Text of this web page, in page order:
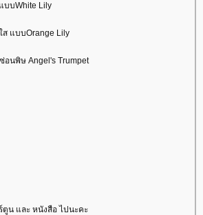
บบWhite Lily
แบบOrange Lily
นพิษ Angel's Trumpet
ตูน และ หนังสือ ไปนะคะ